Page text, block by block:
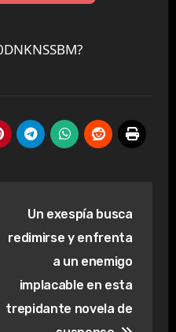
Un exespía busca
redimirse y enfrenta
a un enemigo
implacable en esta
trepidante novela de